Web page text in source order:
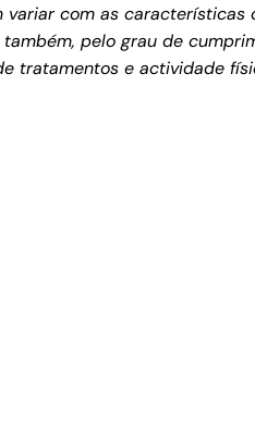
variar com as características
pelo grau de
tratamentos e actividade